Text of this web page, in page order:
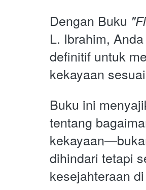
Dengan Buku
L. Ibrahim,
definitif untuk
kekayaan
Buku ini
tentang
dihindari tetapi
kesejahteraan